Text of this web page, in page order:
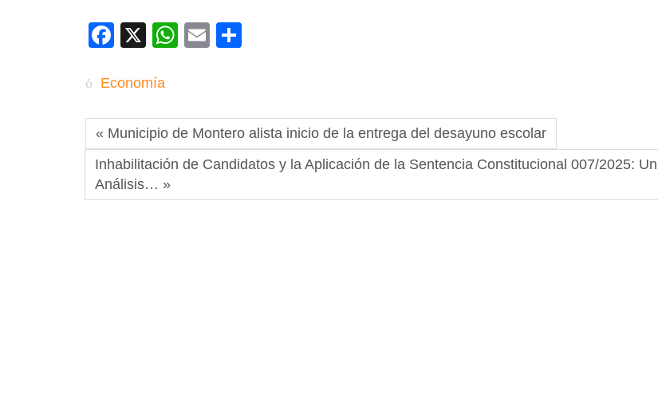
Facebook
X WhatsApp
Email
Economía
« Municipio de Montero alista inicio de la entrega del desayuno escolar
Inhabilitación de Candidatos y la Aplicación de la Sentencia Constitucional 007/2025: Un
Análisis… »